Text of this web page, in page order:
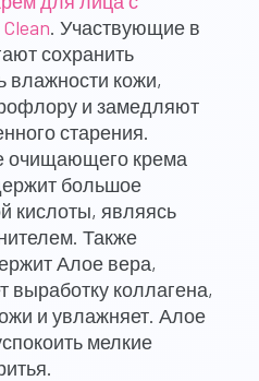
. Участвующие в
сохранить
влажности кожи,
и замедляют
старения.
очищающего крема
большое
кислоты, являясь
Также
Алое вера,
выработку коллагена,
и увлажняет. Алое
мелкие